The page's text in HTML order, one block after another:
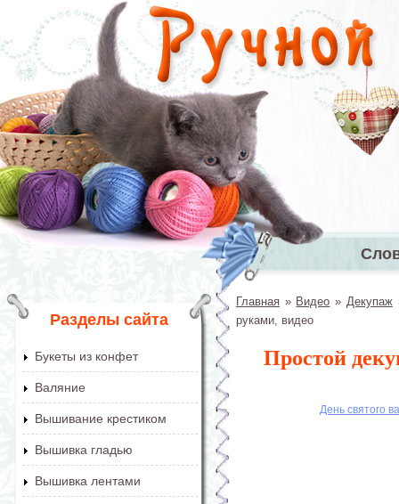
Перейти к основному содержанию
Главное
Разделы сайта
Букеты из конфет
Валяние
Вышивание крестиком
Вышивка гладью
Вышивка лентами
Вы здесь
Главная » Видео » Декупаж
руками, видео
Простой
День святого